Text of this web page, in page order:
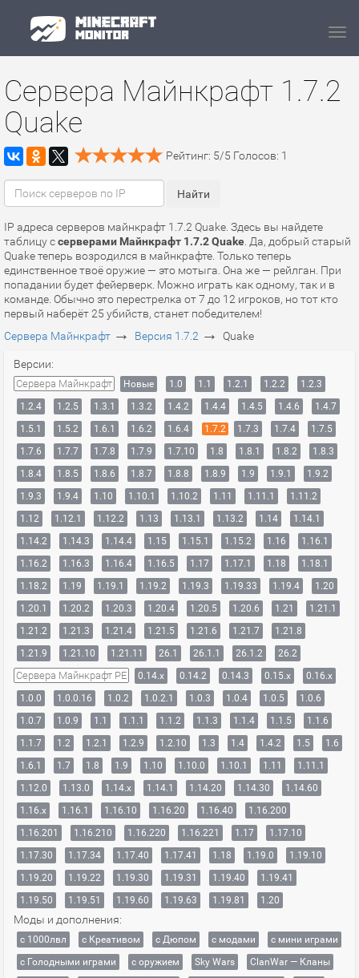
Сервера Майнкрафт 1.7.2
Quake
Рейтинг: 5/5 Голосов: 1
IP адреса серверов майнкрафт 1.7.2 Quake. Здесь вы найдете
таблицу ссерверами Майнкрафт 1.7.2 Quake . Да, добрый старый
Quake теперь возродился в майнкрафте. Только теперь
единственное твоё оружие — это мотыга. Она же — рейлган. При
попадании будет фейерверк. Можно играть как одному, так и в
команде. Обычно это перестрелка от 7 до 12 игроков, но тот кто
первый наберёт 25 убийств, станет победителем!
Сервера Майнкрафт → Версия 1.7.2 → Quake
Версии:
Сервера Майнкрафт Новые 1.0 1.1 1.2.1 1.2.2
1.2.3
1.2.4
1.2.5 1.3.1 1.3.2 1.4.2 1.4.4 1.4.5 1.4.6
1.4.7
1.5.1
1.5.2 1.6.1 1.6.2 1.6.4 1.7.2 1.7.3 1.7.4
1.7.5
1.7.6
1.7.7 1.7.8 1.7.9 1.7.10 1.8 1.8.1 1.8.2
1.8.3
1.8.4
1.8.5 1.8.6 1.8.7 1.8.8 1.8.9 1.9 1.9.1
1.9.2
1.9.3
1.9.4 1.10 1.10.1 1.10.2 1.11 1.11.1
1.11.2
1.12
1.12.1 1.12.2 1.13 1.13.1 1.13.2 1.14
1.14.1
1.14.2
1.14.3 1.14.4 1.15 1.15.1 1.15.2 1.16
1.16.1
1.16.2
1.16.3 1.16.4 1.16.5 1.17 1.17.1 1.18
1.18.1
1.18.2
1.19 1.19.1 1.19.2 1.19.3 1.19.33 1.19.4
1.20
1.20.1
1.20.2 1.20.3 1.20.4 1.20.5 1.20.6 1.21
1.21.1
1.21.2
1.21.3 1.21.4 1.21.5 1.21.6 1.21.7
1.21.8
1.21.9
1.21.10 1.21.11 26.1 26.1.1 26.1.2 26.2
Сервера Майнкрафт PE 0.14.x 0.14.2 0.14.3 0.15.x
0.16.x
1.0.0
1.0.0.16 1.0.2 1.0.2.1 1.0.3 1.0.4 1.0.5
1.0.6
1.0.7
1.0.9 1.1 1.1.1 1.1.2 1.1.3 1.1.4 1.1.5
1.1.6
1.1.7
1.2 1.2.1 1.2.9 1.2.10 1.3 1.4 1.4.2 1.5
1.6
1.6.1
1.7 1.8 1.9 1.10 1.10.0 1.10.1 1.11
1.11.1
1.12.0
1.13.0 1.14.x 1.14.1 1.14.20 1.14.30
1.14.60
1.16.x
1.16.1 1.16.10 1.16.20 1.16.40
1.16.200
1.16.201
1.16.210 1.16.220 1.16.221 1.17
1.17.10
1.17.30
1.17.34 1.17.40 1.17.41 1.18 1.19.0
1.19.10
1.19.20
1.19.22 1.19.30 1.19.31 1.19.40
1.19.41
1.19.50
1.19.51 1.19.60 1.19.63 1.19.81 1.20
Моды и дополнения:
с 1000лвл c Креативом с Дюпом с модами
с мини играми
с Голодными играми
с оружием Sky Wars
ClanWar — Кланы